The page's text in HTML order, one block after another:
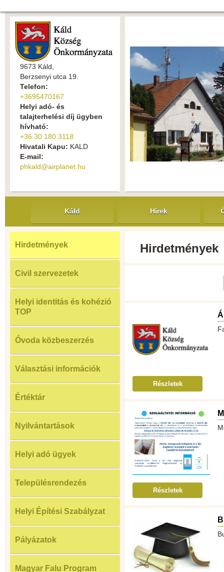
9673 Káld,
Berzsenyi utca 19.
Telefon:
+3695470167
Helyi adó- és
talajterhelési díj ügyben
hívható:
+36 30 180 3118
Hivatali Kapu: KALD
E-mail:
phkald@airplanet.hu
Káld Hírek
Hirdetmények
Civil szervezetek
Helyi identitás és kohézió
TOP
Óvoda közbeszerzés
Választási információk
Értéktár
Nyilvántartások
Helyi adó ügyek
Településrendezés
Helyi Építési Szabályzat
Pályázatok
Magyar Falu Program
Hirdetmények
Részletek
Részletek